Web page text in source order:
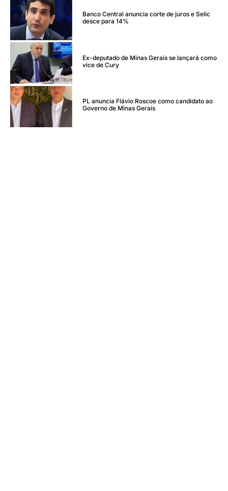
Banco Central anuncia corte de juros e Selic
desce para 14%
Ex-deputado de Minas Gerais se lançará como
vice de Cury
PL anuncia Flávio Roscoe como candidato ao
Governo de Minas Gerais